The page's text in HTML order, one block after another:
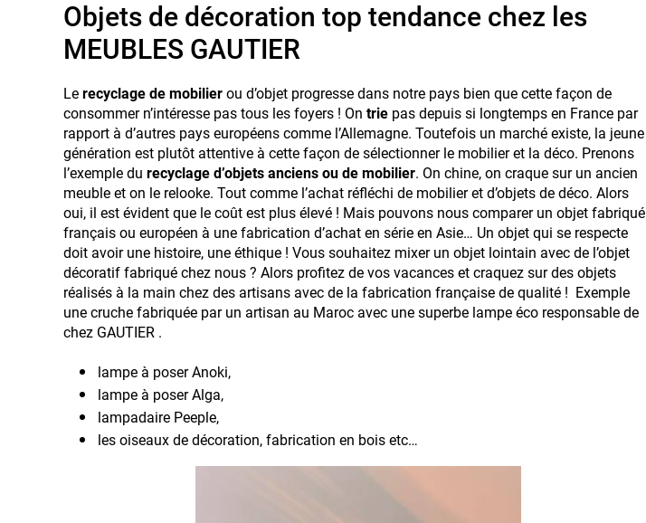
Objets de décoration top tendance chez les
MEUBLES GAUTIER
Le recyclage de mobilier ou d’objet progresse dans notre pays bien que cette façon de
consommer n’intéresse pas tous les foyers ! On trie pas depuis si longtemps en France par
rapport à d’autres pays européens comme l’Allemagne. Toutefois un marché existe, la jeune
génération est plutôt attentive à cette façon de sélectionner le mobilier et la déco. Prenons
l’exemple du recyclage d’objets anciens ou de mobilier. On chine, on craque sur un ancien
meuble et on le relooke. Tout comme l’achat réfléchi de mobilier et d’objets de déco. Alors
oui, il est évident que le coût est plus élevé ! Mais pouvons nous comparer un objet fabriqué
français ou européen à une fabrication d’achat en série en Asie… Un objet qui se respecte
doit avoir une histoire, une éthique ! Vous souhaitez mixer un objet lointain avec de l’objet
décoratif fabriqué chez nous ? Alors profitez de vos vacances et craquez sur des objets
réalisés à la main chez des artisans avec de la fabrication française de qualité ! Exemple
une cruche fabriquée par un artisan au Maroc avec une superbe lampe éco responsable de
chez GAUTIER .
lampe à poser Anoki,
lampe à poser Alga,
lampadaire Peeple,
les oiseaux de décoration, fabrication en bois etc…